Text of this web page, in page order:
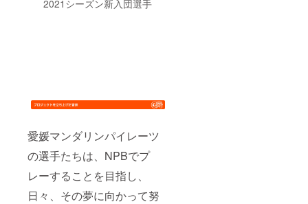
2021シーズン新入団選手
愛媛マンダリンパイレーツ
の選手たちは、NPBでプ
レーすることを目指し、
日々、その夢に向かって努